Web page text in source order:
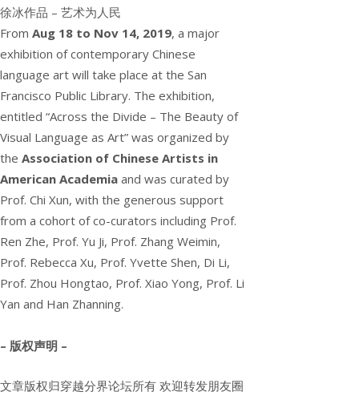
徐冰作品 – 艺术为人民
From Aug 18 to Nov 14, 2019, a major
exhibition of contemporary Chinese
language art will take place at the San
Francisco Public Library. The exhibition,
entitled “Across the Divide – The Beauty of
Visual Language as Art” was organized by
the Association of Chinese Artists in
American Academia and was curated by
Prof. Chi Xun, with the generous support
from a cohort of co-curators including Prof.
Ren Zhe, Prof. Yu Ji, Prof. Zhang Weimin,
Prof. Rebecca Xu, Prof. Yvette Shen, Di Li,
Prof. Zhou Hongtao, Prof. Xiao Yong, Prof. Li
Yan and Han Zhanning.
– 版权声明 –
文章版权归穿越分界论坛所有 欢迎转发朋友圈